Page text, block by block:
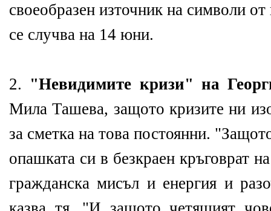
своеобразен източник на символи
се случва на 14 юни.
2. "Невидимите кризи" на
Мила Ташева, защото кризите ни
за сметка на това постоянни.
опашката си в безкраен кръговрат
гражданска мисъл и енергия и